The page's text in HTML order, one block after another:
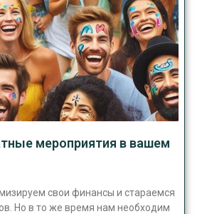
мероприятия в вашем
свои финансы и стараемся
Но в то же время нам необходим